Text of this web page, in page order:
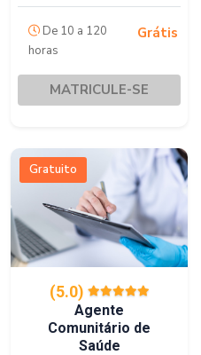
De 10 a 120
horas
Grátis
MATRICULE-SE
Gratuito
(5.0)
Agente
Comunitário de
Saúde